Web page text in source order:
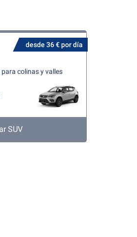
desde 36 € por día
colinas y valles
SUV